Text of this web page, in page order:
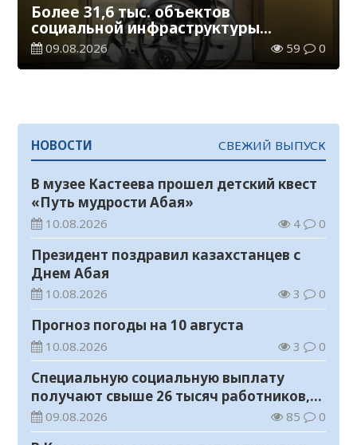
Более 31,6 тыс. объектов
социальной инфраструктуры
адаптированы для лиц с
инвалидностью
09.08.2026 59 0
НОВОСТИ СВЕЖИЙ ВЫПУСК
В музее Кастеева прошел детский квест
«Путь мудрости Абая»
10.08.2026 4 0
Президент поздравил казахстанцев с
Днем Абая
10.08.2026 3 0
Прогноз погоды на 10 августа
10.08.2026 3 0
Специальную социальную выплату
получают свыше 26 тысяч работников,
занятых во вредных условиях труда
09.08.2026 85 0